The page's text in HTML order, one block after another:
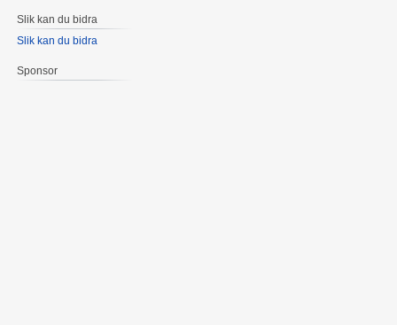
Slik kan du bidra
Slik kan du bidra
Sponsor